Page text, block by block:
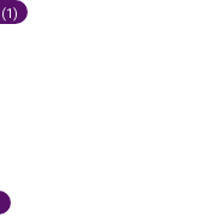
(1)